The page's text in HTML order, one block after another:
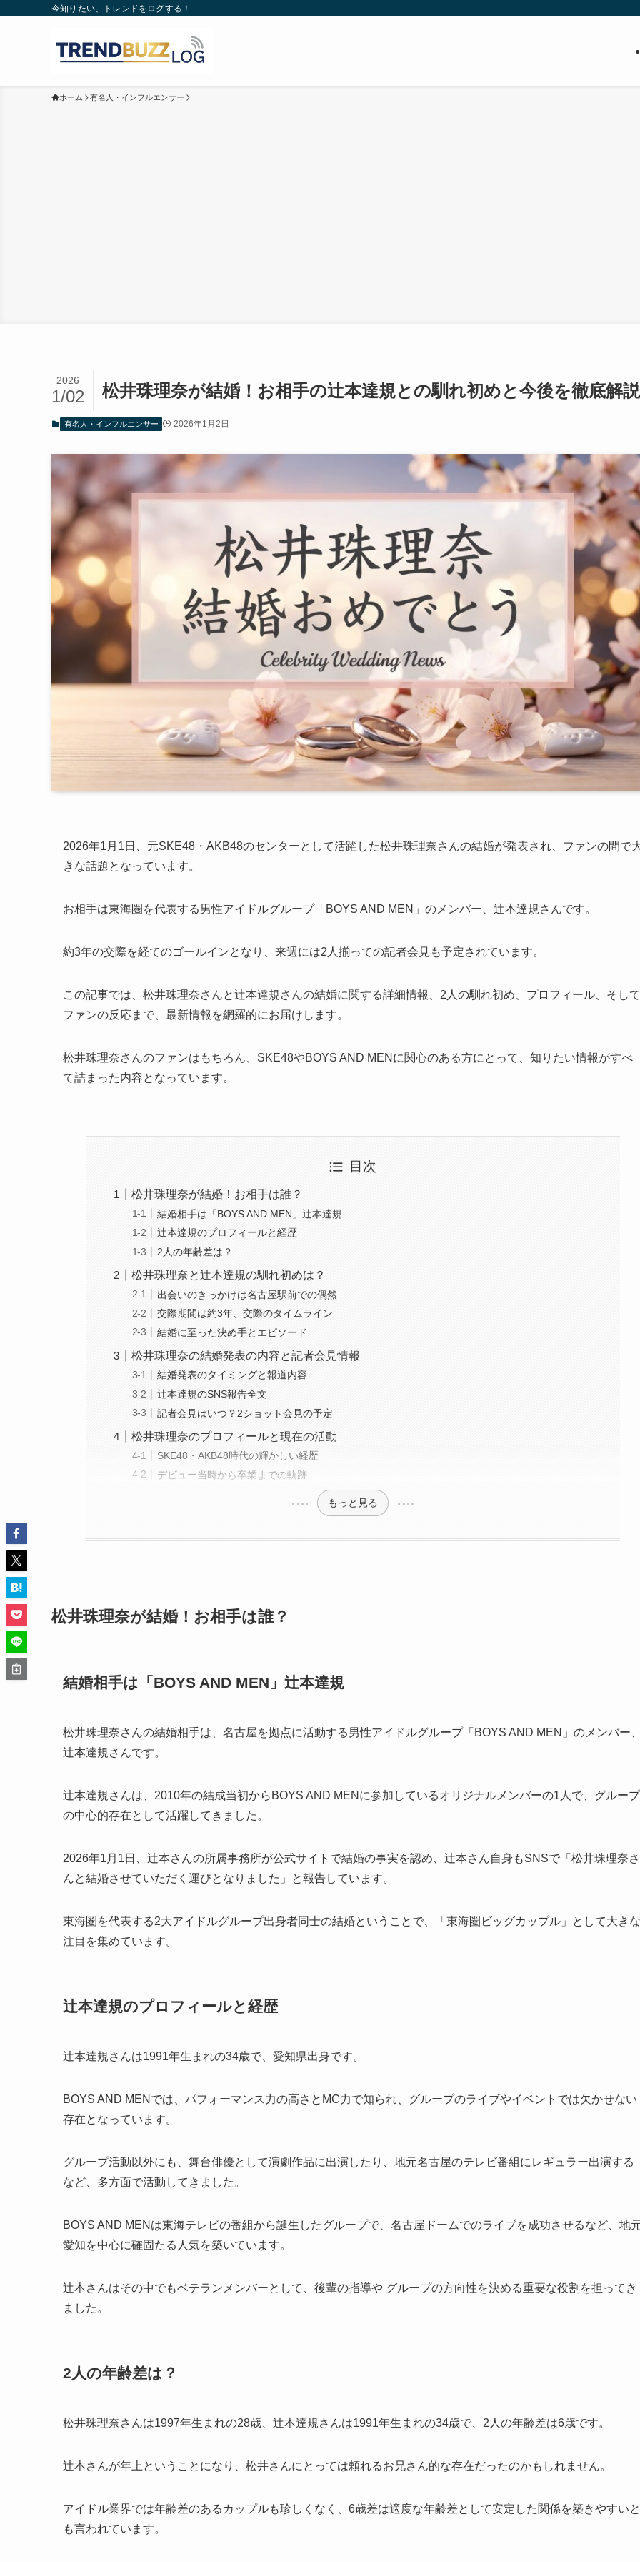
今知りたい、トレンドをログする！
ホーム 有名人・インフルエンサー
松井珠理奈が結婚！お相手の辻本達規との馴れ初めと今後を徹底解説
2026
1/02
有名人・インフルエンサー 2026年1月2日
2026年1月1日、元SKE48・AKB48のセンターとして活躍した松井珠理奈さんの結婚が発表され、ファンの間で
きな話題となっています。
お相手は東海圏を代表する男性アイドルグループ「BOYS AND MEN」のメンバー、辻本達規さんです。
約3年の交際を経てのゴールインとなり、来週には2人揃っての記者会見も予定されています。
この記事では、松井珠理奈さんと辻本達規さんの結婚に関する詳細情報、2人の馴れ初め、プロフィール、そして
ファンの反応まで、最新情報を網羅的にお届けします。
松井珠理奈さんのファンはもちろん、SKE48やBOYS AND MENに関心のある方にとって、知りたい情報がすべ
て詰まった内容となっています。
目次
松井珠理奈が結婚！お相手は誰？
結婚相手は「BOYS AND MEN」辻本達規
辻本達規のプロフィールと経歴
2人の年齢差は？
松井珠理奈と辻本達規の馴れ初めは？
出会いのきっかけは名古屋駅前での偶然
交際期間は約3年、交際のタイムライン
結婚に至った決め手とエピソード
松井珠理奈の結婚発表の内容と記者会見情報
結婚発表のタイミングと報道内容
辻本達規のSNS報告全文
記者会見はいつ？2ショット会見の予定
松井珠理奈のプロフィールと現在の活動
SKE48・AKB48時代の輝かしい経歴
デビュー当時から卒業までの軌跡
もっと見る
松井珠理奈が結婚！お相手は誰？
結婚相手は「BOYS AND MEN」辻本達規
松井珠理奈さんの結婚相手は、名古屋を拠点に活動する男性アイドルグループ「BOYS AND MEN」のメンバー
辻本達規さんです。
辻本達規さんは、2010年の結成当初からBOYS AND MENに参加しているオリジナルメンバーの1人で、グループ
の中心的存在として活躍してきました。
2026年1月1日、辻本さんの所属事務所が公式サイトで結婚の事実を認め、辻本さん自身もSNSで「松井珠理奈さ
んと結婚させていただく運びとなりました」と報告しています。
東海圏を代表する2大アイドルグループ出身者同士の結婚ということで、「東海圏ビッグカップル」として大きな
注目を集めています。
辻本達規のプロフィールと経歴
辻本達規さんは1991年生まれの34歳で、愛知県出身です。
BOYS AND MENでは、パフォーマンス力の高さとMC力で知られ、グループのライブやイベントでは欠かせない
存在となっています。
グループ活動以外にも、舞台俳優として演劇作品に出演したり、地元名古屋のテレビ番組にレギュラー出演する
など、多方面で活動してきました。
BOYS AND MENは東海テレビの番組から誕生したグループで、名古屋ドームでのライブを成功させるなど、地
愛知を中心に確固たる人気を築いています。
辻本さんはその中でもベテランメンバーとして、後輩の指導や グループの方向性を決める重要な役割を担ってき
ました。
2人の年齢差は？
松井珠理奈さんは1997年生まれの28歳、辻本達規さんは1991年生まれの34歳で、2人の年齢差は6歳です。
辻本さんが年上ということになり、松井さんにとっては頼れるお兄さん的な存在だったのかもしれません。
アイドル業界では年齢差のあるカップルも珍しくなく、6歳差は適度な年齢差として安定した関係を築きやすいと
も言われています。